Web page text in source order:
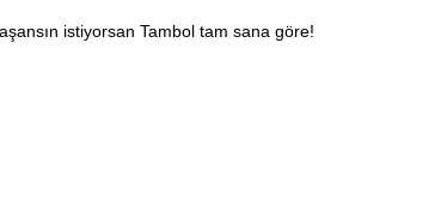
istiyorsan Tambol tam sana göre!